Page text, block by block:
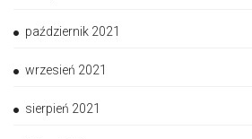
październik 2021
wrzesień 2021
sierpień 2021